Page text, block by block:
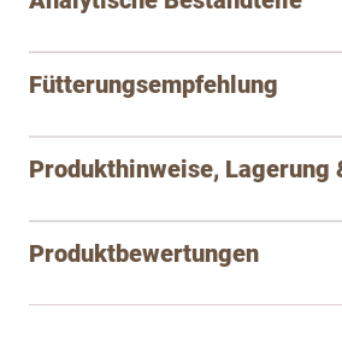
Fütterungsempfehlung
Produkthinweise, Lagerung
Produktbewertungen